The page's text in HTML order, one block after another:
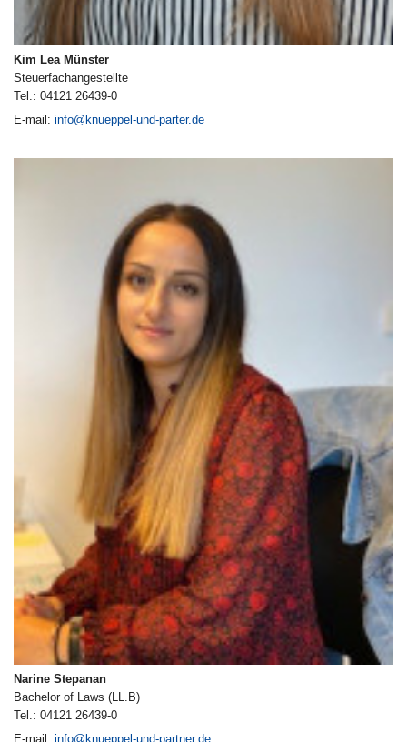
Kim Lea Münster
Steuerfachangestellte
Tel.: 04121 26439-0
E-mail: info@knueppel-und-parter.de
Narine Stepanan
Bachelor of Laws (LL.B)
Tel.: 04121 26439-0
E-mail: info@knueppel-und-partner.de